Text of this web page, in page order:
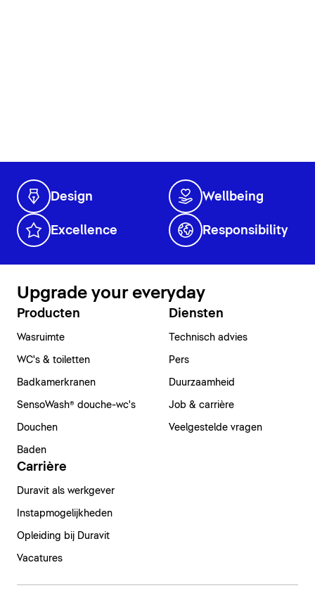
Design Wellbeing
Excellence Responsibility
Upgrade your everyday
Producten
Wasruimte
WC's & toiletten
Badkamerkranen
SensoWash® douche-wc's
Douchen
Baden
Diensten
Technisch advies
Pers
Duurzaamheid
Job & carrière
Veelgestelde vragen
Carrière
Duravit als werkgever
Instapmogelijkheden
Opleiding bij Duravit
Vacatures